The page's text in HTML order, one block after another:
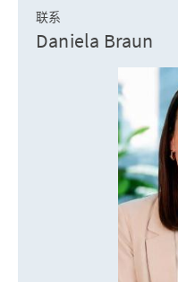
联系
Daniela Braun